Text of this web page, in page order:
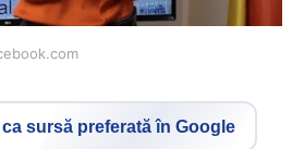
sursă preferată în Google